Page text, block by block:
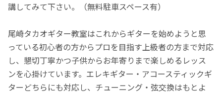
講してみて下さい。（無料駐車スペース有）
尾崎タカオギター教室はこれからギターを始めようと思
っている初心者の方からプロを目指す上級者の方まで対応
し、懇切丁寧かつ子供からお年寄りまで楽しめるレッス
ンを心掛けています。エレキギター・アコースティックギ
ターどちらにも対応し、チューニング・弦交換はもとよ